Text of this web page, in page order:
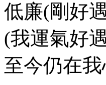
低廉(剛好
(我運氣好
至今仍在